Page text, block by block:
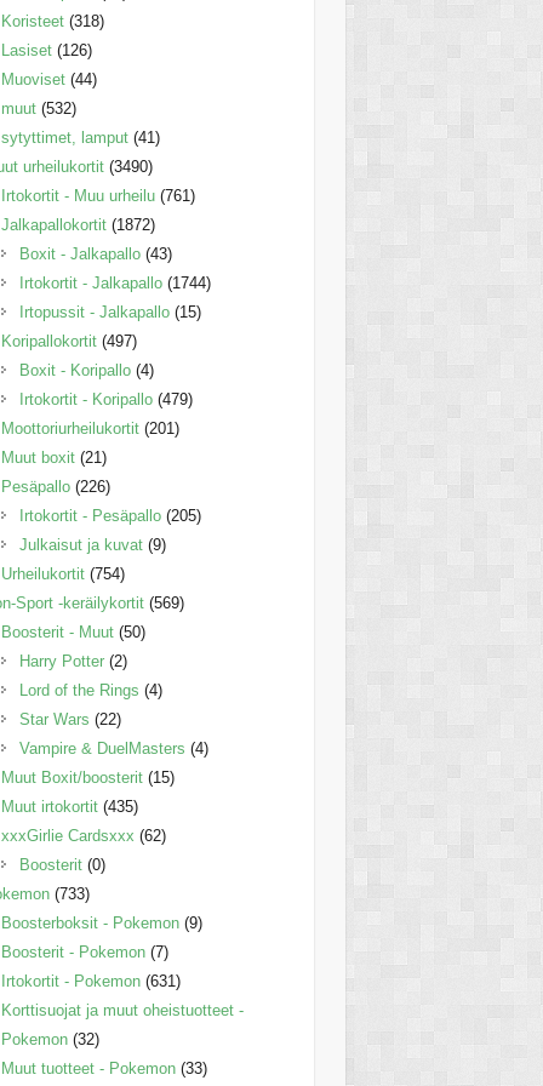
Koristeet (318)
Lasiset (126)
Muoviset (44)
muut (532)
sytyttimet, lamput (41)
urheilukortit (3490)
Irtokortit - Muu urheilu (761)
Jalkapallokortit (1872)
Boxit - Jalkapallo (43)
Irtokortit - Jalkapallo (1744)
Irtopussit - Jalkapallo (15)
Koripallokortit (497)
Boxit - Koripallo (4)
Irtokortit - Koripallo (479)
Moottoriurheilukortit (201)
Muut boxit (21)
Pesäpallo (226)
Irtokortit - Pesäpallo (205)
Julkaisut ja kuvat (9)
Urheilukortit (754)
Sport -keräilykortit (569)
Boosterit - Muut (50)
Harry Potter (2)
Lord of the Rings (4)
Star Wars (22)
Vampire & DuelMasters (4)
Muut Boxit/boosterit (15)
Muut irtokortit (435)
xxxGirlie Cardsxxx (62)
Boosterit (0)
(733)
Boosterboksit - Pokemon (9)
Boosterit - Pokemon (7)
Irtokortit - Pokemon (631)
Korttisuojat ja muut oheistuotteet -
Pokemon (32)
Muut tuotteet - Pokemon (33)